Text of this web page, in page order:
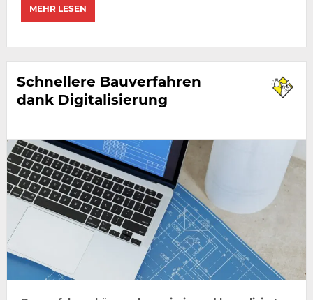
MEHR LESEN
Schnellere Bauverfahren
dank Digitalisierung